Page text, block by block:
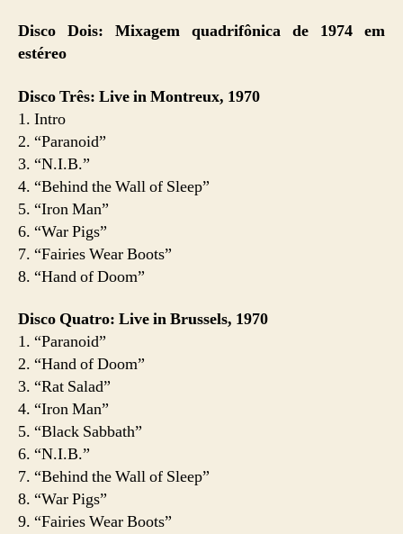
Disco Dois: Mixagem quadrifônica de 1974 em
estéreo
Disco Três: Live in Montreux, 1970
1. Intro
2. “Paranoid”
3. “N.I.B.”
4. “Behind the Wall of Sleep”
5. “Iron Man”
6. “War Pigs”
7. “Fairies Wear Boots”
8. “Hand of Doom”
Disco Quatro: Live in Brussels, 1970
1. “Paranoid”
2. “Hand of Doom”
3. “Rat Salad”
4. “Iron Man”
5. “Black Sabbath”
6. “N.I.B.”
7. “Behind the Wall of Sleep”
8. “War Pigs”
9. “Fairies Wear Boots”